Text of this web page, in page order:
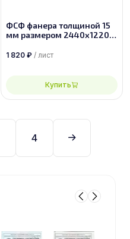
ФСФ фанера толщиной 15
мм размером 2440х1220,
1 820 ₽ / лист
Купить
4